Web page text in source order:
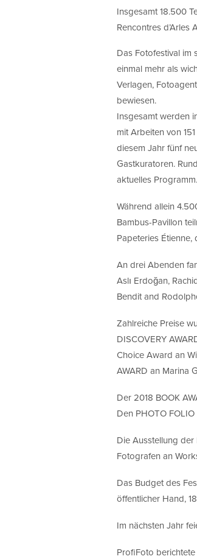
Insgesamt 18.500
Rencontres d’Arles
Das Fotofestival im
einmal mehr als
Verlagen,
bewiesen.
Insgesamt werden
mit Arbeiten von
diesem Jahr fünf
Gastkuratoren.
aktuelles Programm.
Während allein
Bambus-Pavillon
Papeteries Étienne,
An drei Abenden
Aslı Erdoğan,
Bendit and
Zahlreiche Preise
DISCOVERY
Choice Award an
AWARD an Marina
Der 2018 BOOK
Den PHOTO
Die Ausstellung
Fotografen an
Das Budget des
öffentlicher Hand,
Im nächsten Jahr
ProfiFoto